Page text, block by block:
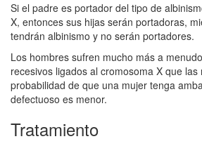
Si el padre es portador del tipo de
X, entonces sus hijas serán portadoras,
tendrán albinismo y no serán portadores.
Los hombres sufren mucho más a
recesivos ligados al cromosoma X que
probabilidad de que una mujer tenga
defectuoso es menor.
Tratamiento